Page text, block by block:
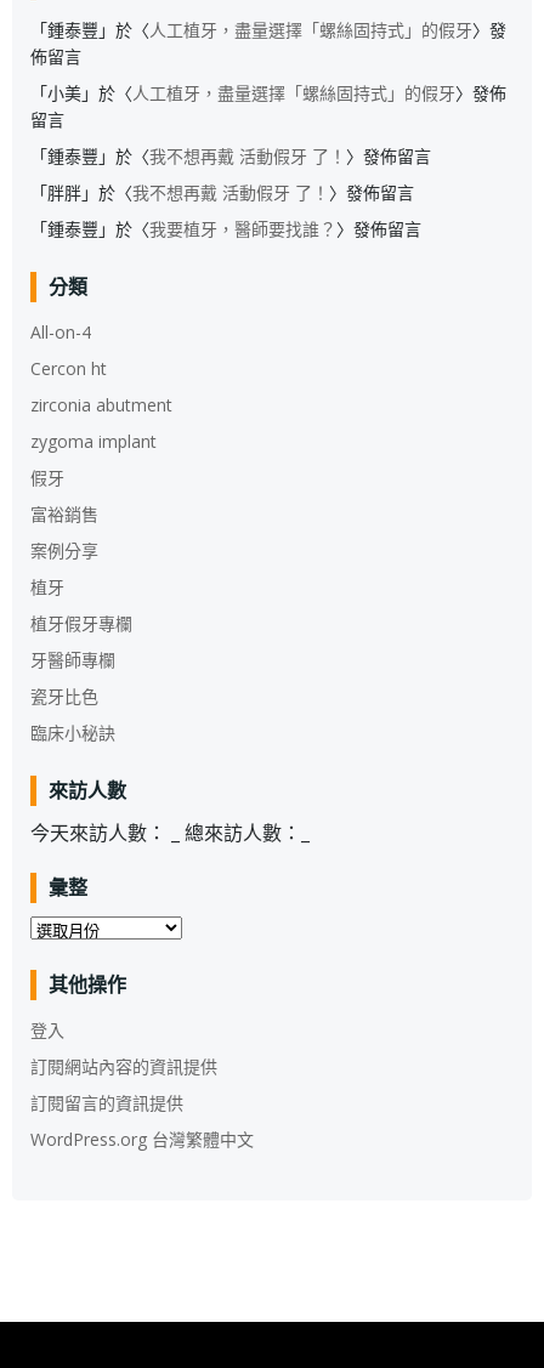
「鍾泰豐 」於〈人工植牙，盡量選擇「螺絲固持式」的假牙〉發
佈留言
「小美」於〈人工植牙，盡量選擇「螺絲固持式」的假牙〉發佈
留言
「鍾泰豐 」於〈我不想再戴 活動假牙 了！ 〉發佈留言
「胖胖」於〈我不想再戴 活動假牙 了！ 〉發佈留言
「鍾泰豐 」於〈我要植牙，醫師要找誰？ 〉發佈留言
分類
All-on-4
Cercon ht
zirconia abutment
zygoma implant
假牙
富裕銷售
案例分享
植牙
植牙假牙專欄
牙醫師專欄
瓷牙比色
臨床小秘訣
來訪人數
今天來訪人數：
總來訪人數：
彙整
彙
其他操作
登入
訂閱網站內容的資訊提供
訂閱留言的資訊提供
WordPress.org 台灣繁體中文